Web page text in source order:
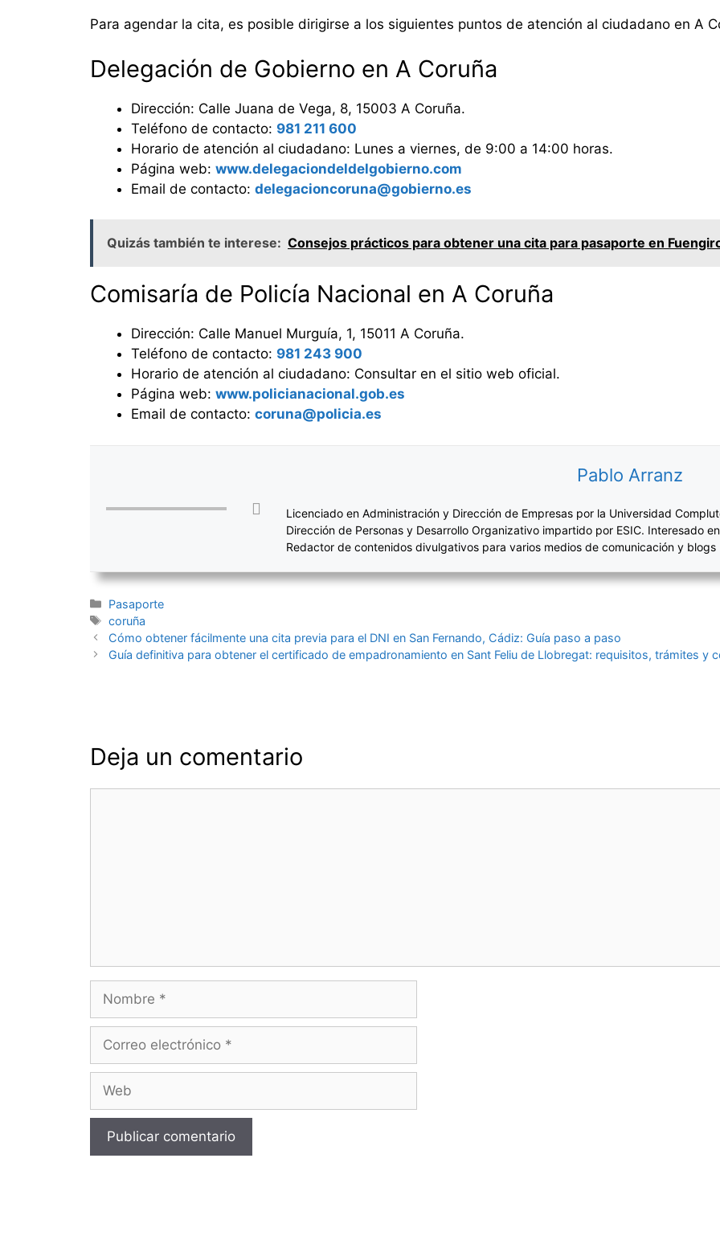
Para agendar la cita, es posible dirigirse a los siguientes puntos de atención al ciudadano en A
Delegación de Gobierno en A Coruña
Dirección: Calle Juana de Vega, 8, 15003 A Coruña.
Teléfono de contacto: 981 211 600
Horario de atención al ciudadano: Lunes a viernes, de 9:00 a 14:00 horas.
Página web: www.delegaciondeldelgobierno.com
Email de contacto: delegacioncoruna@gobierno.es
Quizás también te interese: Consejos prácticos para obtener una cita para pasaporte en
Comisaría de Policía Nacional en A Coruña
Dirección: Calle Manuel Murguía, 1, 15011 A Coruña.
Teléfono de contacto: 981 243 900
Horario de atención al ciudadano: Consultar en el sitio web oficial.
Página web: www.policianacional.gob.es
Email de contacto: coruna@policia.es
Pablo Arranz
Licenciado en Administración y Dirección de Empresas por la Universidad
Dirección de Personas y Desarrollo Organizativo impartido por ESIC. Interesado
Redactor de contenidos divulgativos para varios medios de comunicación y blogs
Categorías
Pasaporte
Etiquetas
coruña
Navegación
de
Cómo obtener fácilmente una cita previa para el DNI en San Fernando, Cádiz: Guía paso a paso
Guía definitiva para obtener el certificado de empadronamiento en Sant Feliu de Llobregat: requisitos, trámites y
Deja un comentario
electrónico